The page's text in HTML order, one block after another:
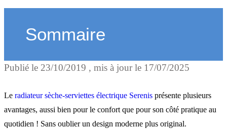
Sommaire
Le confort
La praticité
Publié le 23/10/2019 , mis à jour le 17/07/2025
Le radiateur sèche-serviettes électrique Serenis présente plusieurs
avantages, aussi bien pour le confort que pour son côté pratique au
quotidien ! Sans oublier un design moderne plus original.